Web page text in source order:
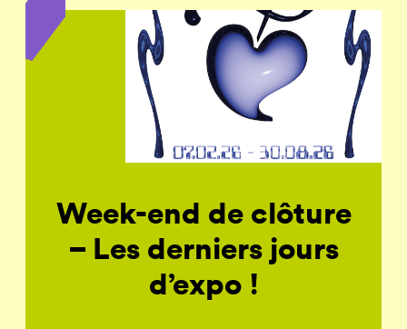
Week-end de clôture
– Les derniers jours
d’expo !